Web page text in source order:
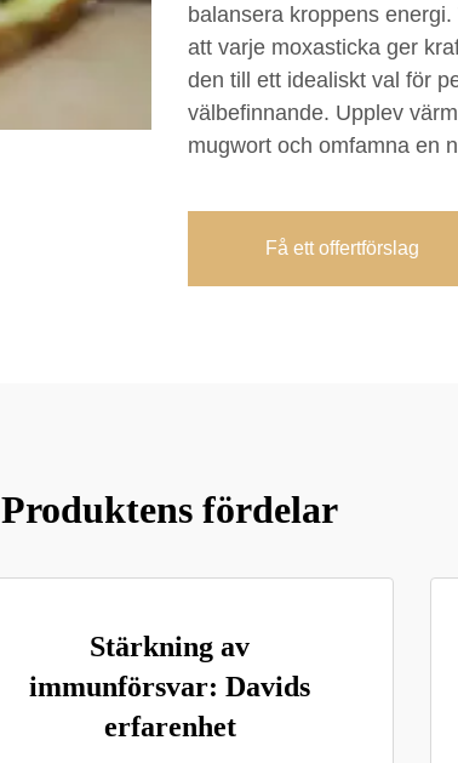
balansera kroppens
att varje moxasticka ger
den till ett idealiskt val för
välbefinnande. Upplev
mugwort och omfamna en
Få ett offertförslag
Produktens fördelar
Stärkning av
immunförsvar: Davids
erfarenhet